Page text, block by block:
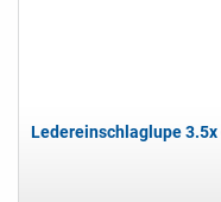
Ledereinschlaglupe 3.5x